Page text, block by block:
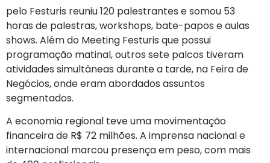
pelo Festuris reuniu 120 palestrantes e somou 53
horas de palestras, workshops, bate-papos e aulas
shows. Além do Meeting Festuris que possui
programação matinal, outros sete palcos tiveram
atividades simultâneas durante a tarde, na Feira de
Negócios, onde eram abordados assuntos
segmentados.
A economia regional teve uma movimentação
financeira de R$ 72 milhões. A imprensa nacional e
internacional marcou presença em peso, com mais